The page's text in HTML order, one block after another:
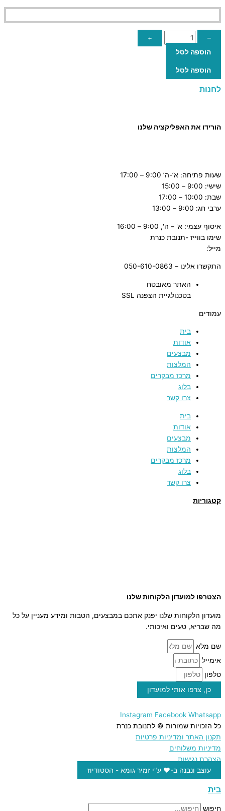
–
+
הוספה לסל
הוספה לסל
לחנות
הורידו את האפליקציה שלנו
שעות פתיחה: א’-ה’ 9:00 – 17:00
שישי: 9:00 – 15:00
שבת: 10:00 – 17:00
ערבי חג: 9:00 – 13:00
איסוף עצמי: א' – ה', 9:00 – 16:00
שימו בווייז -תנובת כנרת
מייל:
התקשרו אלינו – 050-610-0863
האתר מאובטח
בטכנולגיית הצפנה SSL
עמודים
בית
אודות
מבצעים
המלצות
מרכז מבקרים
בלוג
צרו קשר
בית
אודות
מבצעים
המלצות
מרכז מבקרים
בלוג
צרו קשר
קטגוריות
הצטרפו למועדון הלקוחות שלנו
מועדון הלקוחות שלנו יפנק אתכם במבצעים, הטבות ומידע מעניין על כל
מה שבריא, טעים ואיכותי.
שם מלא
אימייל
טלפון
כן, צרפו אותי למועדון
Instagram Facebook Whatsapp
כל הזכויות שמורות © לתנובת כנרת
תקנון האתר ומדיניות פרטיות
מדיניות משלוחים
הצהרת נגישות
עוצב ונבנה ב-♥︎ ע"י זמיר גומא - הסטודיוז
בית
חיפוש